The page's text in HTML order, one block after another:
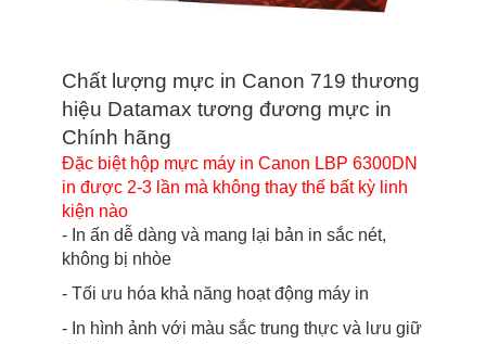
Chất lượng mực in Canon 719 thương
hiệu Datamax tương đương mực in
Chính hãng
Đặc biệt hộp mực máy in Canon LBP 6300DN
in được 2-3 lần mà không thay thế bất kỳ linh
kiện nào
- In ấn dễ dàng và mang lại bản in sắc nét,
không bị nhòe
- Tối ưu hóa khả năng hoạt động máy in
- In hình ảnh với màu sắc trung thực và lưu giữ